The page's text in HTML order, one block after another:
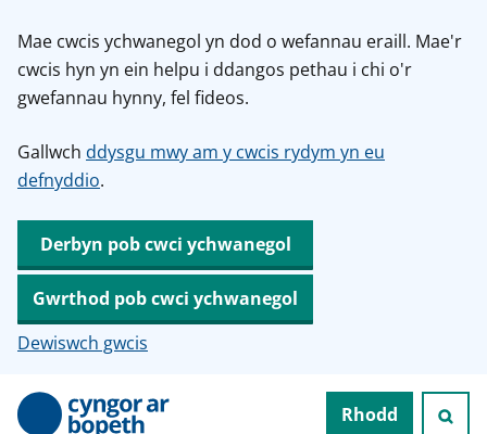
Mae cwcis ychwanegol yn dod o wefannau eraill. Mae'r
cwcis hyn yn ein helpu i ddangos pethau i chi o'r
gwefannau hynny, fel fideos.
Gallwch ddysgu mwy am y cwcis rydym yn eu
defnyddio.
Derbyn pob cwci ychwanegol
Gwrthod pob cwci ychwanegol
Dewiswch gwcis
N
Rhodd